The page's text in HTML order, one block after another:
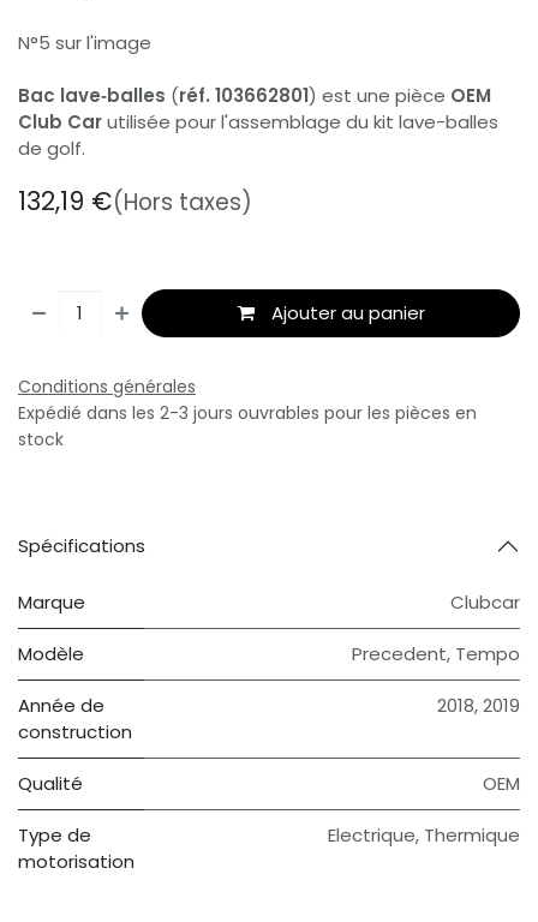
N°5 sur l'image
Bac lave‑balles (réf. 103662801) est une pièce OEM
Club Carutilisée pour l'assemblage du kit lave-balles
de golf.
132,19 €(Hors taxes)
Ajouter au panier
Conditions générales
Expédié dans les 2-3 jours ouvrables pour les pièces en
stock
Spécifications
Marque Clubcar
Modèle Precedent, Tempo
Année de
construction
2018,2019
Qualité OEM
Type de
motorisation
Electrique, Thermique